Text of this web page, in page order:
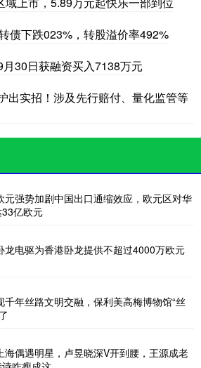
债下跌023%，转股溢价率492%
30日获融资买入7138万元
出实招！涉及先行赔付、量化监管等
元强势加剧中国出口通缩效应，欧元区对华
亿欧元
龙电驱为香港卧龙提供不超过4000万欧元
千年丝路文明交融，保利美高梅博物馆“丝
海偶遇明星，卢昱晓深V开到腰，王源成老